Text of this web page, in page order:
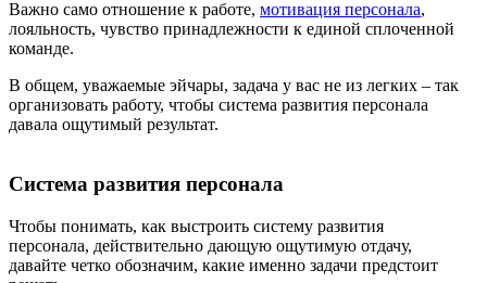
Важно само отношение к работе, мотивация персонала,
лояльность, чувство принадлежности к единой сплоченной
команде.
В общем, уважаемые эйчары, задача у вас не из легких – так
организовать работу, чтобы система развития персонала
давала ощутимый результат.
Система развития персонала
Чтобы понимать, как выстроить систему развития
персонала, действительно дающую ощутимую отдачу,
давайте четко обозначим, какие именно задачи предстоит